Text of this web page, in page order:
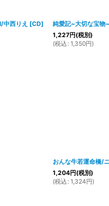
中西りえ [CD]
純愛記~大切な宝
1,227円(税別)
(税込 : 1,350円)
おんな牛若運命橋/
1,204円(税別)
(税込 : 1,324円)